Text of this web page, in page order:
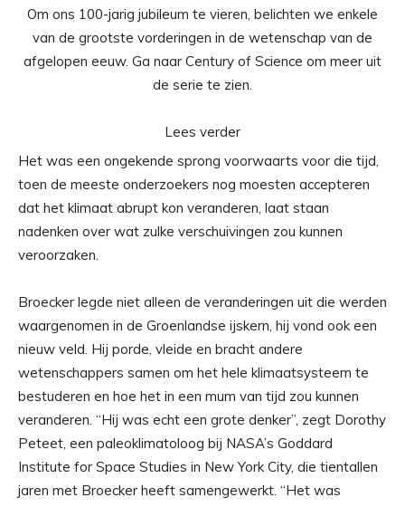
Om ons 100-jarig jubileum te vieren, belichten we enkele
van de grootste vorderingen in de wetenschap van de
afgelopen eeuw. Ga naar Century of Science om meer uit
de serie te zien.
Lees verder
Het was een ongekende sprong voorwaarts voor die tijd,
toen de meeste onderzoekers nog moesten accepteren
dat het klimaat abrupt kon veranderen, laat staan ​​
nadenken over wat zulke verschuivingen zou kunnen
veroorzaken.
Broecker legde niet alleen de veranderingen uit die werden
waargenomen in de Groenlandse ijskern, hij vond ook een
nieuw veld. Hij porde, vleide en bracht andere
wetenschappers samen om het hele klimaatsysteem te
bestuderen en hoe het in een mum van tijd zou kunnen
veranderen. “Hij was echt een grote denker”, zegt Dorothy
Peteet, een paleoklimatoloog bij NASA’s Goddard
Institute for Space Studies in New York City, die tientallen
jaren met Broecker heeft samengewerkt. “Het was